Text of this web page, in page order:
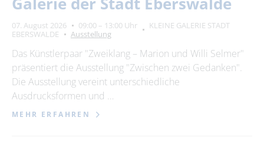
07. August 2026 09:00 – 13:00 Uhr
KLEINE GALERIE STADT
EBERSWALDE
Ausstellung
Das Künstlerpaar "Zweiklang – Marion und Willi Selmer"
präsentiert die Ausstellung "Zwischen zwei Gedanken".
Die Ausstellung vereint unterschiedliche
Ausdrucksformen und …
MEHR ERFAHREN